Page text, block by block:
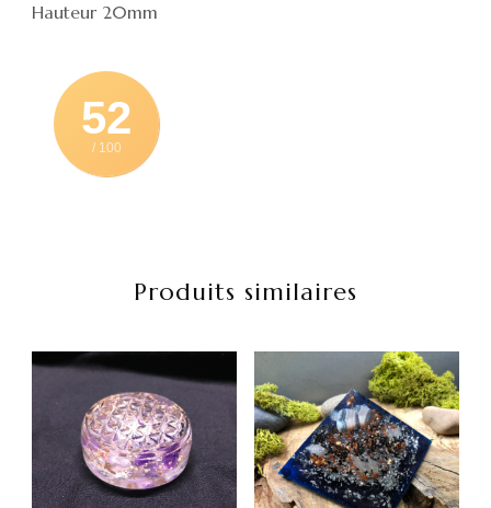
Hauteur 20mm
52
/ 100
Produits similaires